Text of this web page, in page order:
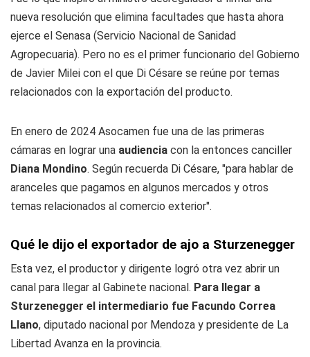
nueva resolución que elimina facultades que hasta ahora
ejerce el Senasa (Servicio Nacional de Sanidad
Agropecuaria). Pero no es el primer funcionario del Gobierno
de Javier Milei con el que Di Césare se reúne por temas
relacionados con la exportación del producto.
En enero de 2024 Asocamen fue una de las primeras
cámaras en lograr una audiencia con la entonces canciller
Diana Mondino. Según recuerda Di Césare, "para hablar de
aranceles que pagamos en algunos mercados y otros
temas relacionados al comercio exterior".
Qué le dijo el exportador de ajo a Sturzenegger
Esta vez, el productor y dirigente logró otra vez abrir un
canal para llegar al Gabinete nacional. Para llegar a
Sturzenegger el intermediario fue Facundo Correa
Llano, diputado nacional por Mendoza y presidente de La
Libertad Avanza en la provincia.